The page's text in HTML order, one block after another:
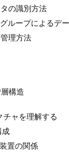
の識別方法
ループによるデ
理方法
構造
ャを理解する
成
置の関係